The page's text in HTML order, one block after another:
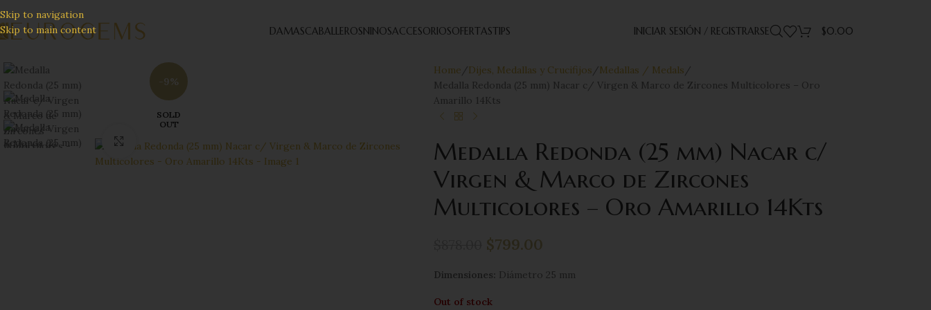
Skip to navigation
Skip to main content
DAMASCABALLEROSNINOSACCESORIOSOFERTASTIPS INICIAR SESIÓN / REGISTRARSE $0.00
-9%
SOLD
OUT
Click to enlarge
Home Dijes, Medallas y Crucifijos
Medallas / Medals
Medalla Redonda (25 mm) Nacar c/ Virgen & Marco de Zircones Multicolores – Oro
Amarillo 14Kts
Medalla Redonda (25 mm) Nacar c/
Virgen & Marco de Zircones
Multicolores – Oro Amarillo 14Kts
$799.00
Dimensiones: Diámetro 25 mm
Out of stock